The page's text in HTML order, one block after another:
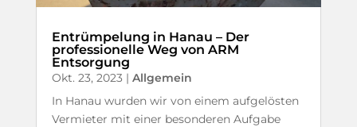
Entrümpelung in Hanau – Der
professionelle Weg von ARM
Entsorgung
Okt. 23, 2023| Allgemein
In Hanau wurden wir von einem aufgelösten
Vermieter mit einer besonderen Aufgabe